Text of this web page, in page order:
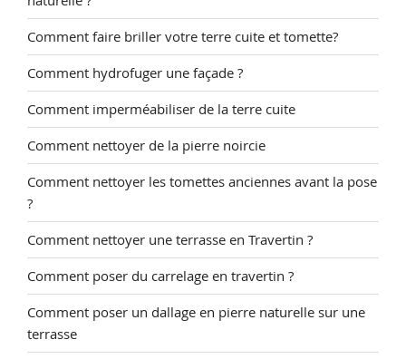
Comment faire briller votre terre cuite et tomette?
Comment hydrofuger une façade ?
Comment imperméabiliser de la terre cuite
Comment nettoyer de la pierre noircie
Comment nettoyer les tomettes anciennes avant la pose
?
Comment nettoyer une terrasse en Travertin ?
Comment poser du carrelage en travertin ?
Comment poser un dallage en pierre naturelle sur une
terrasse